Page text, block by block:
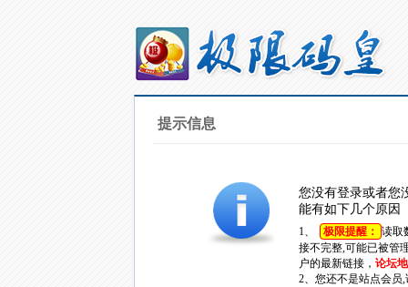
提示信息
您没有登录或者您
能有如下几个原因
1、 极限提醒： 读取
接不完整,可能已被管
户的最新链接， 论坛
2、您还不是站点会员